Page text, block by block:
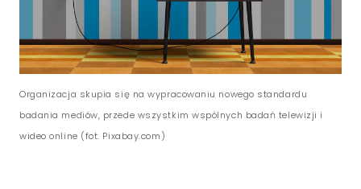
Organizacja skupia się na wypracowaniu nowego standardu
badania mediów, przede wszystkim wspólnych badań telewizji i
wideo online (fot. Pixabay.com)